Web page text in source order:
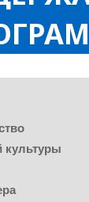
культуры